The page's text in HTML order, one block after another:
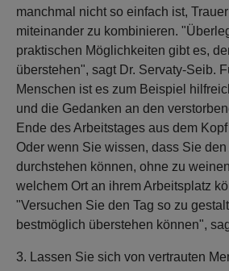
manchmal nicht so einfach ist,
miteinander zu kombinieren.
praktischen Möglichkeiten gibt es,
überstehen", sagt Dr. Servaty-Seib.
Menschen ist es zum Beispiel
und die Gedanken an den
Ende des Arbeitstages aus dem
Oder wenn Sie wissen, dass Sie
durchstehen können, ohne zu
welchem Ort an ihrem Arbeitsplatz
"Versuchen Sie den Tag so zu
bestmöglich überstehen können",
3. Lassen Sie sich von vertrauten